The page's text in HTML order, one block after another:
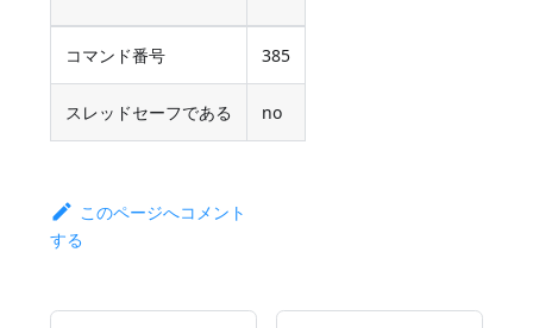
コマンド番号 385
スレッドセーフである no
このページへコメント
する